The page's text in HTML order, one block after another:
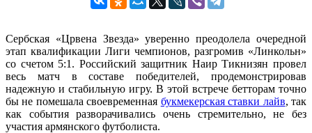
Сербская «Црвена Звезда» уверенно преодолела очередной
этап квалификации Лиги чемпионов, разгромив «Линкольн»
со счетом 5:1. Российский защитник Наир Тикнизян провел
весь матч в составе победителей, продемонстрировав
надежную и стабильную игру. В этой встрече бетторам точно
бы не помешала своевременная букмекерская ставки лайв, так
как события разворачивались очень стремительно, не без
участия армянского футболиста.